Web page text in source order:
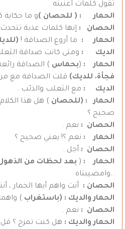
تقول كلمات أغنيته .
الحمار : ( للحصان )و ما حكاية
الحصان : إنها كلمات عذبة
الحمار : ما أروع الصداقة !
الديك : ومتى كانت صداقة
الحمار : (بحماس ) الصداقة
فجأة. للديك) قلت الصداقة مع
الديك : مع الثعلب والذئب .
الحمار : (للحصان ) هل هذا
صحيح ؟
الحصان : نعم .
الحمار : نعم ؟! يعني صحيح ؟
الحصان : أجل .
الحمار : ( بعد لحظات من
..وامصيبتاه
الحصان :
أنت واهم أيها الحمار ،
الحمار والديك : (باستغراب )
الحصان : نعم .
الحمار والديك : هل كنت تمزح ؟ قل